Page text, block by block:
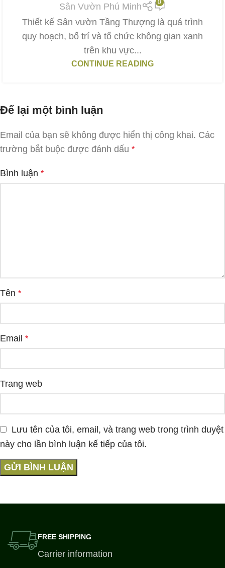
Sân Vườn Phú Minh 0
Thiết kế Sân vườn Tầng Thượng là quá trình
quy hoạch, bố trí và tổ chức không gian xanh
trên khu vực...
CONTINUE READING
Để lại một bình luận
Email của bạn sẽ không được hiển thị công khai. Các
trường bắt buộc được đánh dấu *
Bình luận *
Tên *
Email *
Trang web
Lưu tên của tôi, email, và trang web trong trình duyệt
này cho lần bình luận kế tiếp của tôi.
FREE SHIPPING
Carrier information